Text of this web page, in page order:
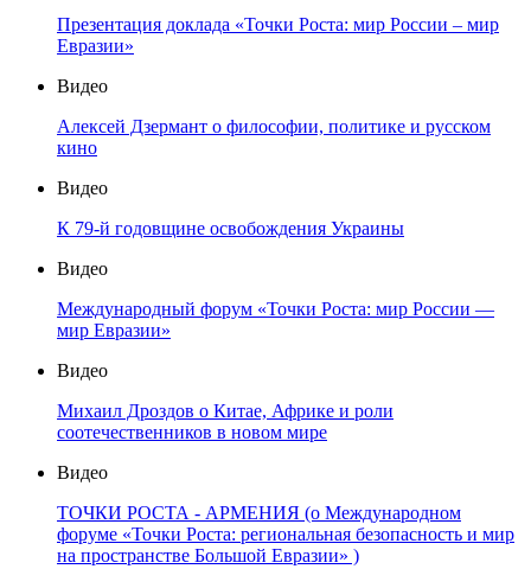
Презентация доклада «Точки Роста: мир России – мир
Евразии»
Видео
Алексей Дзермант о философии, политике и русском
кино
Видео
К 79-й годовщине освобождения Украины
Видео
Международный форум «Точки Роста: мир России —
мир Евразии»
Видео
Михаил Дроздов о Китае, Африке и роли
соотечественников в новом мире
Видео
ТОЧКИ РОСТА - АРМЕНИЯ (о Международном
форуме «Точки Роста: региональная безопасность и мир
на пространстве Большой Евразии» )